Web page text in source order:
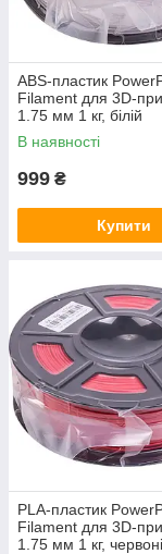
ABS-пластик
Filament для 3D-
1.75 мм 1 кг, білій
В наявності
999 ₴
Купити
PLA-пластик
Filament для 3D-
1.75 мм 1 кг,